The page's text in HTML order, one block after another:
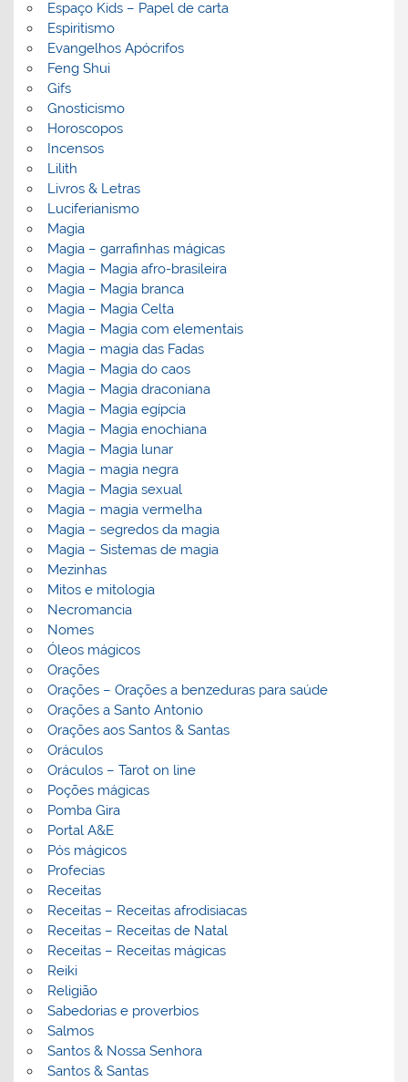
Espaço Kids – Papel de carta
Espiritismo
Evangelhos Apócrifos
Feng Shui
Gifs
Gnosticismo
Horoscopos
Incensos
Lilith
Livros & Letras
Luciferianismo
Magia
Magia – garrafinhas mágicas
Magia – Magia afro-brasileira
Magia – Magia branca
Magia – Magia Celta
Magia – Magia com elementais
Magia – magia das Fadas
Magia – Magia do caos
Magia – Magia draconiana
Magia – Magia egípcia
Magia – Magia enochiana
Magia – Magia lunar
Magia – magia negra
Magia – Magia sexual
Magia – magia vermelha
Magia – segredos da magia
Magia – Sistemas de magia
Mezinhas
Mitos e mitologia
Necromancia
Nomes
Óleos mágicos
Orações
Orações – Orações a benzeduras para saúde
Orações a Santo Antonio
Orações aos Santos & Santas
Oráculos
Oráculos – Tarot on line
Poções mágicas
Pomba Gira
Portal A&E
Pós mágicos
Profecias
Receitas
Receitas – Receitas afrodisiacas
Receitas – Receitas de Natal
Receitas – Receitas mágicas
Reiki
Religião
Sabedorias e proverbios
Salmos
Santos & Nossa Senhora
Santos & Santas